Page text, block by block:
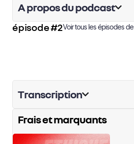
A propos du podcast
épisode #2Voir tous les épisodes de
Transcription
Frais et marquants